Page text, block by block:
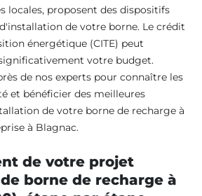
locales, proposent des dispositifs
de votre borne. Le crédit
énergétique (CITE) peut
votre budget.
de nos experts pour connaître les
et bénéficier des meilleures
de votre borne de recharge à
à Blagnac.
de votre projet
borne de recharge à